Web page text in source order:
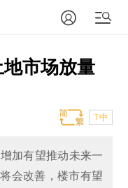
市场放量
T中
加有望推动未来一
会改善，楼市有望